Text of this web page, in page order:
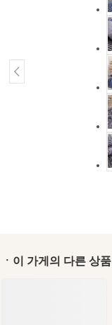
ㆍ이 가게의 다른 상품